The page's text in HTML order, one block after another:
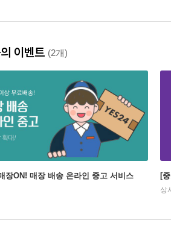
이벤트 (2개)
장ON! 매장 배송 온라인 중고 서비스 [
상